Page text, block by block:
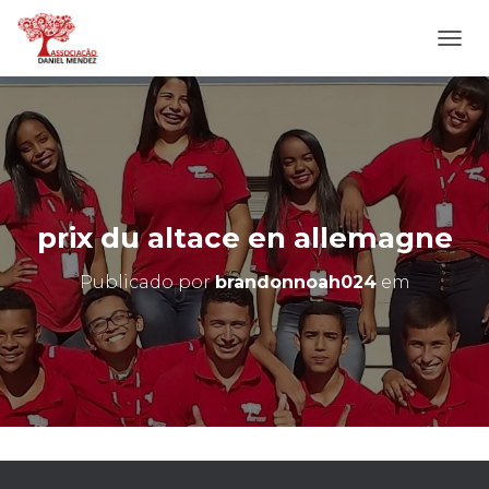
L
T
E
R
N
A
R
N
A
V
E
A
Ç
Ã
O
prix du altace en allemagne
Publicado porbrandonnoah024em